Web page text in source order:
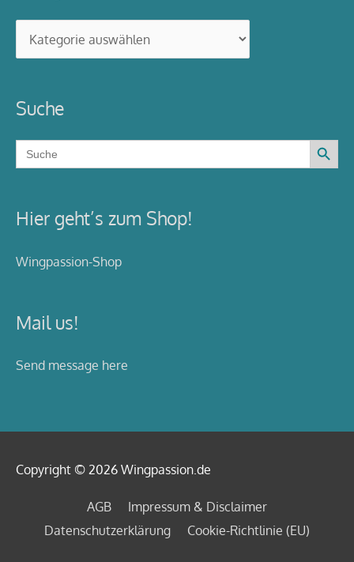
Suche
Search
for:
Search Button
Hier geht’s zum Shop!
Wingpassion-Shop
Mail us!
Send message here
Copyright © 2026Wingpassion.de
AGB
Impressum & Disclaimer
Datenschutzerklärung
Cookie-Richtlinie (EU)